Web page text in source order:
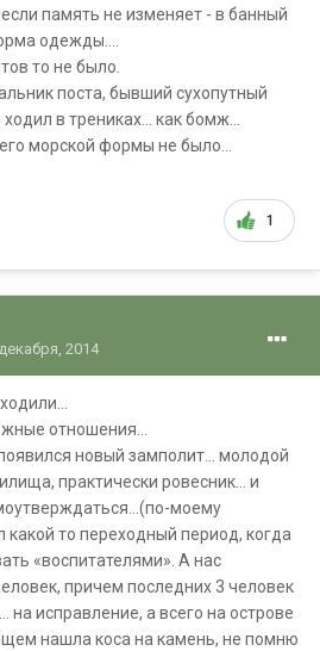
память не изменяет - в банный
одежды....
то не было.
поста, бывший сухопутный
в трениках... как бомж...
морской формы не было...
1
2014
отношения...
новый замполит… молодой
практически ровесник… и
моему
какой то переходный период, когда
«воспитателями». А нас
причем последних 3 человек
на исправление, а всего на острове
нашла коса на камень, не помню